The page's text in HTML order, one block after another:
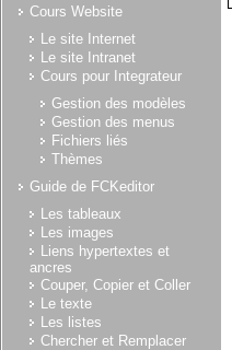
Cours Website
Le site Internet
Le site Intranet
Cours pour Integrateur
Gestion des modèles
Gestion des menus
Fichiers liés
Thèmes
Guide de FCKeditor
Les tableaux
Les images
Liens hypertextes et
ancres
Couper, Copier et Coller
Le texte
Les listes
Chercher et Remplacer